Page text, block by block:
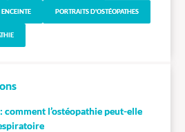
PORTRAITS D'OSTÉOPATHES
l’ostéopathie peut-elle